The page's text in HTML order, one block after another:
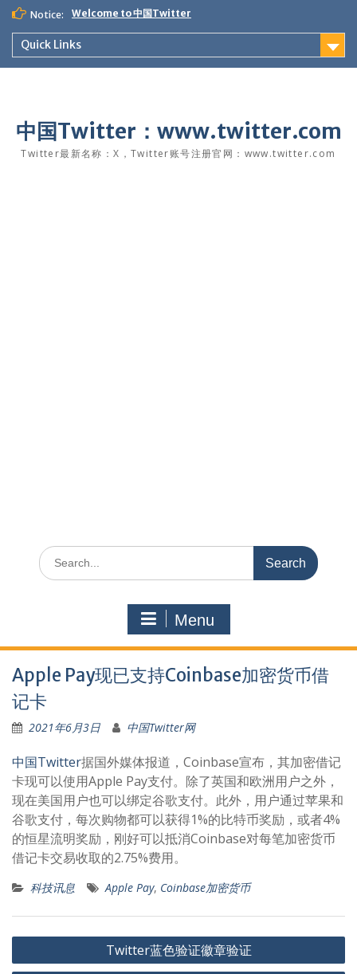
Skip
content
Notice: Welcome to 中国Twitter
Quick Links
中国Twitter：www.twitter.com
Twitter最新名称：X，Twitter账号注册官网：www.twitter.com
Search
for:
Menu
Apple Pay现已支持Coinbase加密货币借
记卡
2021年6月3日 中国Twitter网
中国Twitter据国外媒体报道，Coinbase宣布，其加密借记
卡现可以使用Apple Pay支付。除了英国和欧洲用户之外，
现在美国用户也可以绑定谷歌支付。此外，用户通过苹果和
谷歌支付，每次购物都可以获得1%的比特币奖励，或者4%
的恒星流明奖励，刚好可以抵消Coinbase对每笔加密货币
借记卡交易收取的2.75%费用。
科技讯息 Apple Pay, Coinbase加密货币
文
章
Twitter蓝色验证徽章验证